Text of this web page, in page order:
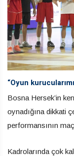
“Oyun
Bosna Hersek’in
oynadığına dikkati
performansının
Kadrolarında çok